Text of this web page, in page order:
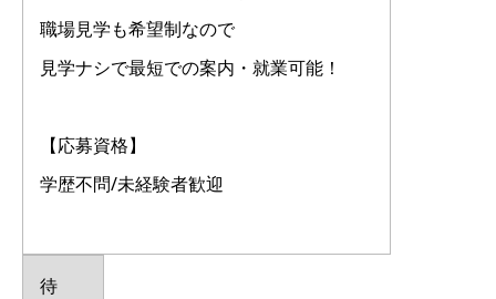
職場見学も希望制なので
見学ナシで最短での案内・就業可能！
【応募資格】
学歴不問/未経験者歓迎
待